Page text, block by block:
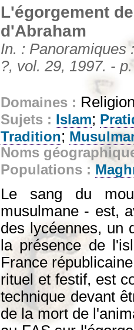
L'égorgement
d'Abraham
In. : Panoramiques
?, vol. 29, 1997. -
Domaines :
Sujets : Islam;
Tradition;
Noms
Populations :
Le sang du
musulmane - est,
des lycéennes, un
la présence de
France
rituel et festif, est
technique devant
de la mort de